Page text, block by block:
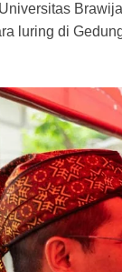
luring di